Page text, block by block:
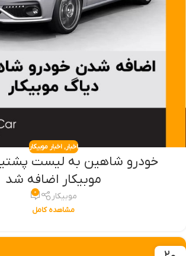
اخبار,اخبار موبیکار
خودرو شاهین به لیست
موبیکار اضافه شد
موبیکار ۰
مشاهده کامل